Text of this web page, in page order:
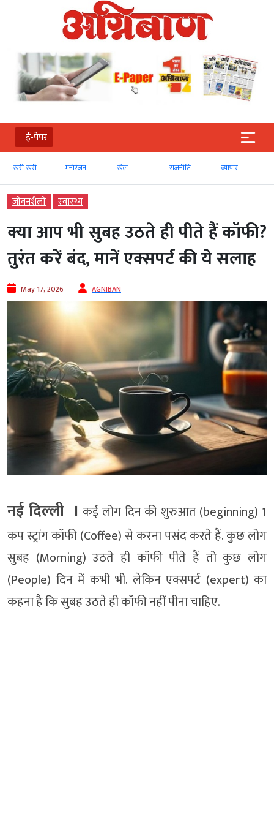
ई-पेपर
खरी-खरी मनोरंजन खेल राजनीति व्‍यापार
जीवनशैली स्‍वास्‍थ्‍य
क्या आप भी सुबह उठते ही पीते हैं कॉफी?
तुरंत करें बंद, मानें एक्सपर्ट की ये सलाह
May 17, 2026 AGNIBAN
नई दिल्‍ली । कई लोग दिन की शुरुआत (beginning) 1
कप स्ट्रांग कॉफी (Coffee) से करना पसंद करते हैं. कुछ लोग
सुबह (Morning) उठते ही कॉफी पीते हैं तो कुछ लोग
(People) दिन में कभी भी. लेकिन एक्सपर्ट (expert) का
कहना है कि सुबह उठते ही कॉफी नहीं पीना चाहिए.